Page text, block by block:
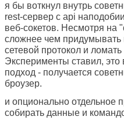
я бы воткнул внутрь
rest-сервер с api
веб-сокетов. Несмотря на
сложнее чем придумывать
сетевой протокол и
Эксперименты ставил,
подход - получается
броузер.
и опционально отдельное
собирать данные и